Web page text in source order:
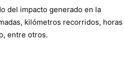
del impacto generado en la
kilómetros recorridos, horas
entre otros.